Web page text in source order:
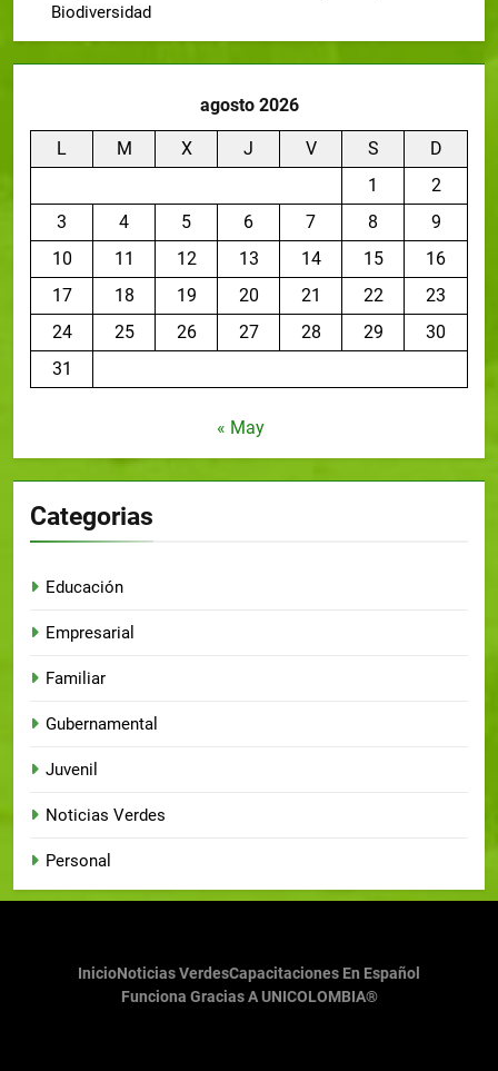
Biodiversidad
agosto 2026
L M X J V S
D
1
2
3
4 5 6 7 8
9
10
11 12 13 14 15
16
17
18 19 20 21 22
23
24
25 26 27 28 29
30
31
« May
Categorias
Educación
Empresarial
Familiar
Gubernamental
Juvenil
Noticias Verdes
Personal
InicioNoticias VerdesCapacitaciones En Español
Funciona Gracias A UNICOLOMBIA®